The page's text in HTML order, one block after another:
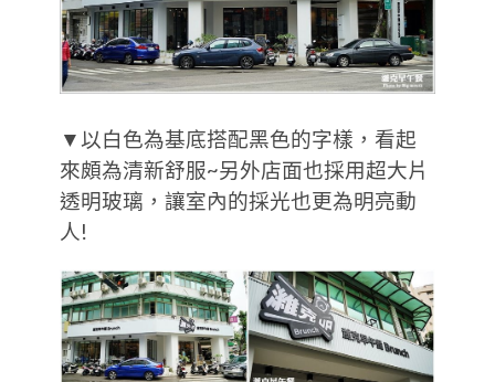
▼以白色為基底搭配黑色的字樣，看起
來頗為清新舒服~另外店面也採用超大片
透明玻璃，讓室內的採光也更為明亮動
人!